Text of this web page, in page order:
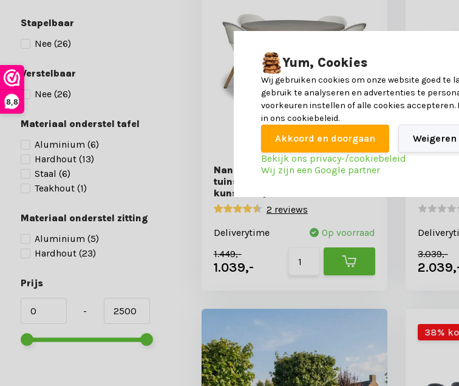
8,8
Stapelbaar
Nee (26)
Verstelbaar
Nee (26)
Materiaal onderstel tafel
Aluminium (6)
Hardhout (13)
Staal (6)
Teakhout (1)
Materiaal onderstel zitting
Aluminium (5)
Hardhout (23)
Prijs
-
Nancy/Karlstad wit dining
tuinset | 4 personen | betonlook +
kunststof | 135cm rond
2 reviews
Deliverytime
Op voorraad
1.449,-
1.039,-
3.039,-
38%
Yum, Cookies
Wij gebruiken cookies om onze website goed te
gebruik te analyseren en advertenties te
voorkeuren instellen of alle cookies accepteren.
in ons cookiebeleid.
Akkoord en doorgaan
Weigeren
Bekijk ons privacy-/cookiebeleid
Wij zijn een Google partner